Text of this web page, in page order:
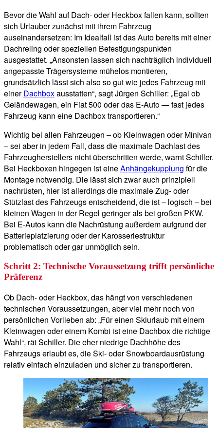
Bevor die Wahl auf Dach- oder Heckbox fallen kann, sollten
sich Urlauber zunächst mit ihrem Fahrzeug
auseinandersetzen: Im Idealfall ist das Auto bereits mit einer
Dachreling oder speziellen Befestigungspunkten
ausgestattet. „Ansonsten lassen sich nachträglich individuell
angepasste Trägersysteme mühelos montieren,
grundsätzlich lässt sich also so gut wie jedes Fahrzeug mit
einerDachboxausstatten“, sagt Jürgen Schiller: „Egal ob
Geländewagen, ein Fiat 500 oder das E-Auto — fast jedes
Fahrzeug kann eine Dachbox transportieren.“
Wichtig bei allen Fahrzeugen – ob Kleinwagen oder Minivan
– sei aber in jedem Fall, dass die maximale Dachlast des
Fahrzeugherstellers nicht überschritten werde, warnt Schiller.
Bei Heckboxen hingegen ist eineAnhängekupplung für die
Montage notwendig. Die lässt sich zwar auch prinzipiell
nachrüsten, hier ist allerdings die maximale Zug- oder
Stützlast des Fahrzeugs entscheidend, die ist – logisch – bei
kleinen Wagen in der Regel geringer als bei großen PKW.
Bei E-Autos kann die Nachrüstung außerdem aufgrund der
Batterieplatzierung oder der Karosseriestruktur
problematisch oder gar unmöglich sein.
Schritt 2: Technische Voraussetzung trifft persönliche
Präferenz
Ob Dach- oder Heckbox, das hängt von verschiedenen
technischen Voraussetzungen, aber viel mehr noch von
persönlichen Vorlieben ab: „Für einen Skiurlaub mit einem
Kleinwagen oder einem Kombi ist eine Dachbox die richtige
Wahl“, rät Schiller. Die eher niedrige Dachhöhe des
Fahrzeugs erlaubt es, die Ski- oder Snowboardausrüstung
relativ einfach einzuladen und sicher zu transportieren.